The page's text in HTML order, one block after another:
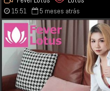
15:51 5 meses atrás